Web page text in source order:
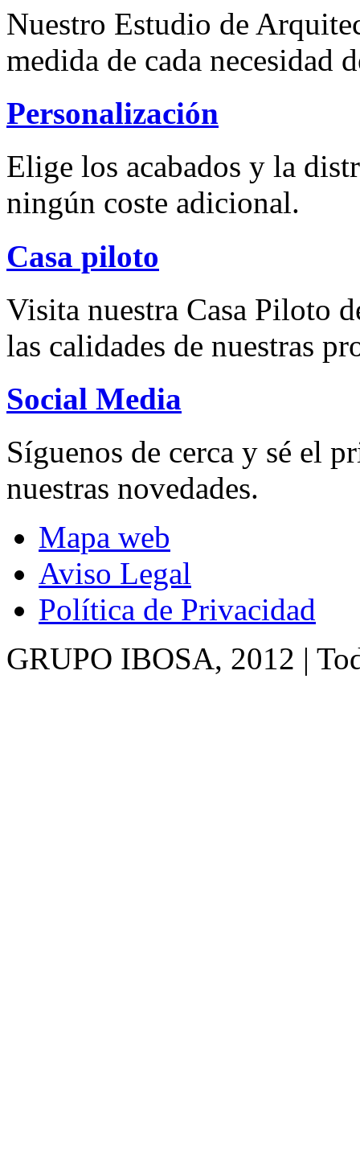
Nuestro Estudio de
medida de cada necesidad
Personalización
Elige los acabados y la
ningún coste adicional.
Casa piloto
Visita nuestra Casa Piloto
las calidades de nuestras
Social Media
Síguenos de cerca y sé el
nuestras novedades.
Mapa web
Aviso Legal
Política de Privacidad
GRUPO IBOSA, 2012 |